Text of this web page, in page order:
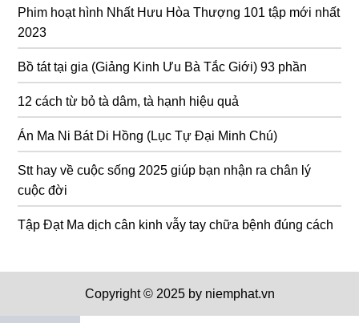
Phim hoạt hình Nhất Hưu Hòa Thượng 101 tập mới nhất
2023
Bồ tát tại gia (Giảng Kinh Ưu Bà Tắc Giới) 93 phần
12 cách từ bỏ tà dâm, tà hạnh hiệu quả
Án Ma Ni Bát Di Hồng (Lục Tự Đại Minh Chú)
Stt hay về cuộc sống 2025 giúp bạn nhận ra chân lý
cuộc đời
Tập Đạt Ma dịch cân kinh vẫy tay chữa bệnh đúng cách
Copyright © 2025 by niemphat.vn